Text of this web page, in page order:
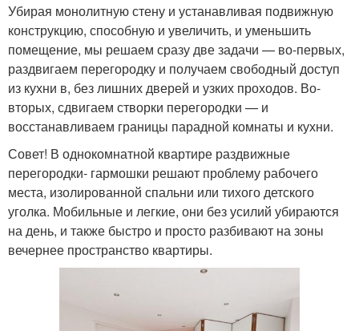
Убирая монолитную стену и устанавливая подвижную
конструкцию, способную и увеличить, и уменьшить
помещение, мы решаем сразу две задачи — во-первых,
раздвигаем перегородку и получаем свободный доступ
из кухни в, без лишних дверей и узких проходов. Во-
вторых, сдвигаем створки перегородки — и
восстанавливаем границы парадной комнаты и кухни.
Совет! В однокомнатной квартире раздвижные
перегородки- гармошки решают проблему рабочего
места, изолированной спальни или тихого детского
уголка. Мобильные и легкие, они без усилий убираются
на день, и также быстро и просто разбивают на зоны
вечернее пространство квартиры.